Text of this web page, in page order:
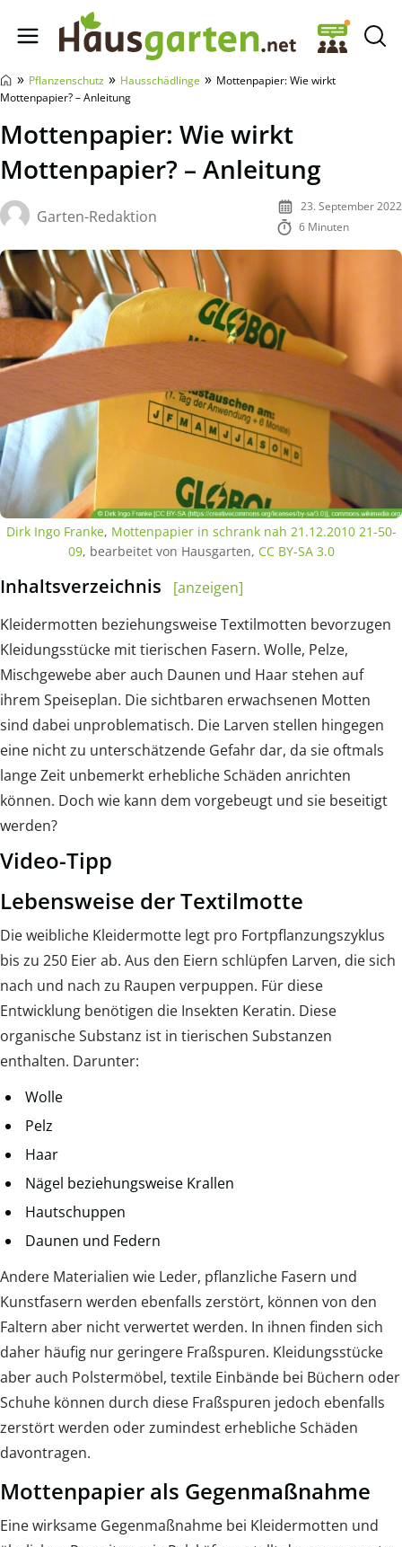
Hausgarten.net
» Pflanzenschutz » Hausschädlinge » Mottenpapier: Wie wirkt
Mottenpapier? – Anleitung
Mottenpapier: Wie wirkt
Mottenpapier? – Anleitung
Garten-Redaktion
23. September 2022
6 Minuten
Dirk Ingo Franke, Mottenpapier in schrank nah 21.12.2010 21-50-
09, bearbeitet von Hausgarten, CC BY-SA 3.0
Inhaltsverzeichnis
[anzeigen]
Kleidermotten beziehungsweise Textilmotten bevorzugen
Kleidungsstücke mit tierischen Fasern. Wolle, Pelze,
Mischgewebe aber auch Daunen und Haar stehen auf
ihrem Speiseplan. Die sichtbaren erwachsenen Motten
sind dabei unproblematisch. Die Larven stellen hingegen
eine nicht zu unterschätzende Gefahr dar, da sie oftmals
lange Zeit unbemerkt erhebliche Schäden anrichten
können. Doch wie kann dem vorgebeugt und sie beseitigt
werden?
Video-Tipp
Lebensweise der Textilmotte
Die weibliche Kleidermotte legt pro Fortpflanzungszyklus
bis zu 250 Eier ab. Aus den Eiern schlüpfen Larven, die sich
nach und nach zu Raupen verpuppen. Für diese
Entwicklung benötigen die Insekten Keratin. Diese
organische Substanz ist in tierischen Substanzen
enthalten. Darunter:
Wolle
Pelz
Haar
Nägel beziehungsweise Krallen
Hautschuppen
Daunen und Federn
Andere Materialien wie Leder, pflanzliche Fasern und
Kunstfasern werden ebenfalls zerstört, können von den
Faltern aber nicht verwertet werden. In ihnen finden sich
daher häufig nur geringere Fraßspuren. Kleidungsstücke
aber auch Polstermöbel, textile Einbände bei Büchern oder
Schuhe können durch diese Fraßspuren jedoch ebenfalls
zerstört werden oder zumindest erhebliche Schäden
davontragen.
Mottenpapier als Gegenmaßnahme
Eine wirksame Gegenmaßnahme bei Kleidermotten und